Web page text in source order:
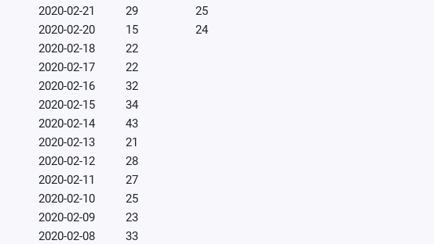
2020-02-21
29
25
2020-02-20
15
24
2020-02-18
22
2020-02-17
22
2020-02-16
32
2020-02-15
34
2020-02-14
43
2020-02-13
21
2020-02-12
28
2020-02-11
27
2020-02-10
25
2020-02-09
23
2020-02-08
33